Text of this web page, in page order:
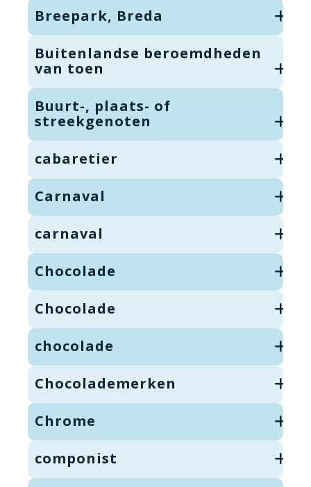
Breepark, Breda
Buitenlandse beroemdheden
van toen
Buurt-, plaats- of
streekgenoten
cabaretier
Carnaval
carnaval
Chocolade
Chocolade
chocolade
Chocolademerken
Chrome
componist